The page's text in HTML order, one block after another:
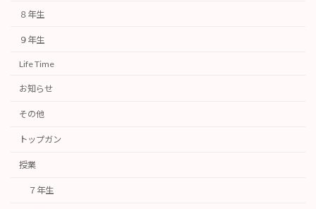
８年生
９年生
Life Time
お知らせ
その他
トップガン
授業
７年生